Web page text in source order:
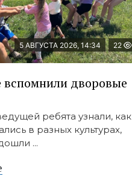
5 АВГУСТА 2026, 14:34 22
дворовые
ребята узнали, как
в разных культурах,
...